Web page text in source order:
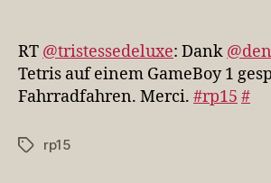
RT @tristessedeluxe: Dank
Tetris auf einem GameBoy 1
Fahrradfahren. Merci. #rp15 #
Schlagwörter
rp15